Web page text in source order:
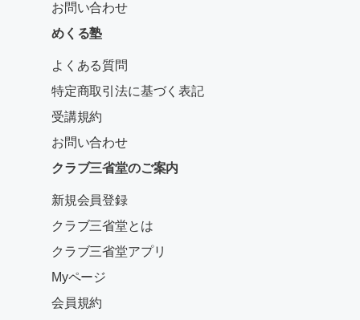
お問い合わせ
めくる塾
よくある質問
特定商取引法に基づく表記
受講規約
お問い合わせ
クラブ三省堂のご案内
新規会員登録
クラブ三省堂とは
クラブ三省堂アプリ
Myページ
会員規約